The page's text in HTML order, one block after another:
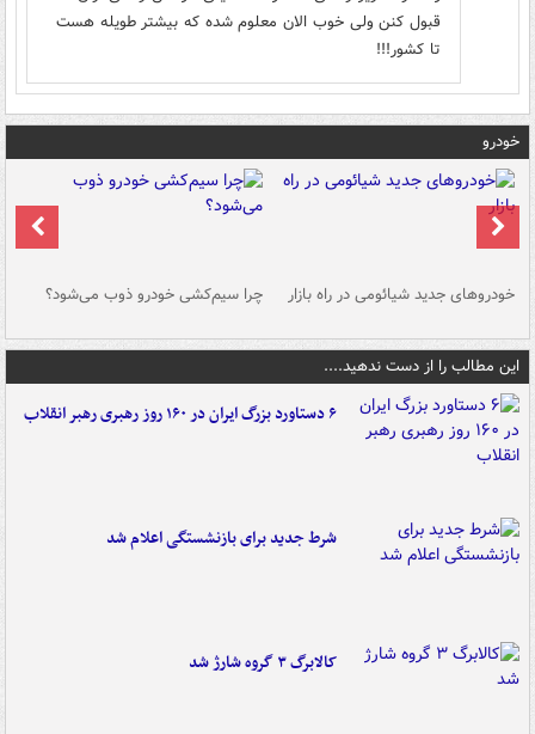
قبول کنن ولی خوب الان معلوم ‌شده که بیشتر طویله هست
تا کشور!!!
خودرو
خودروهای جدید شیائومی در راه بازار چرا سیم‌کشی خودرو ذوب می‌شود؟
این مطالب را از دست ندهید....
۶ دستاورد بزرگ ایران در ۱۶۰ روز رهبری رهبر انقلاب
شرط جدید برای بازنشستگی اعلام شد
کالابرگ ۳ گروه شارژ شد